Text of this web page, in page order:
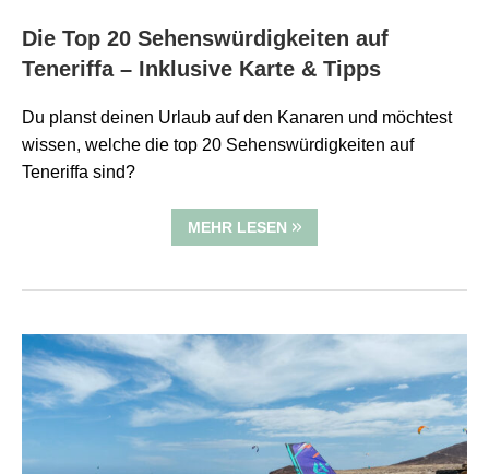
Die Top 20 Sehenswürdigkeiten auf
Teneriffa – Inklusive Karte & Tipps
Du planst deinen Urlaub auf den Kanaren und möchtest
wissen, welche die top 20 Sehenswürdigkeiten auf
Teneriffa sind?
MEHR LESEN